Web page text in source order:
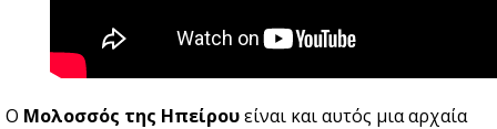
Ο Μολοσσός της Ηπείρουείναι και αυτός μια αρχαία